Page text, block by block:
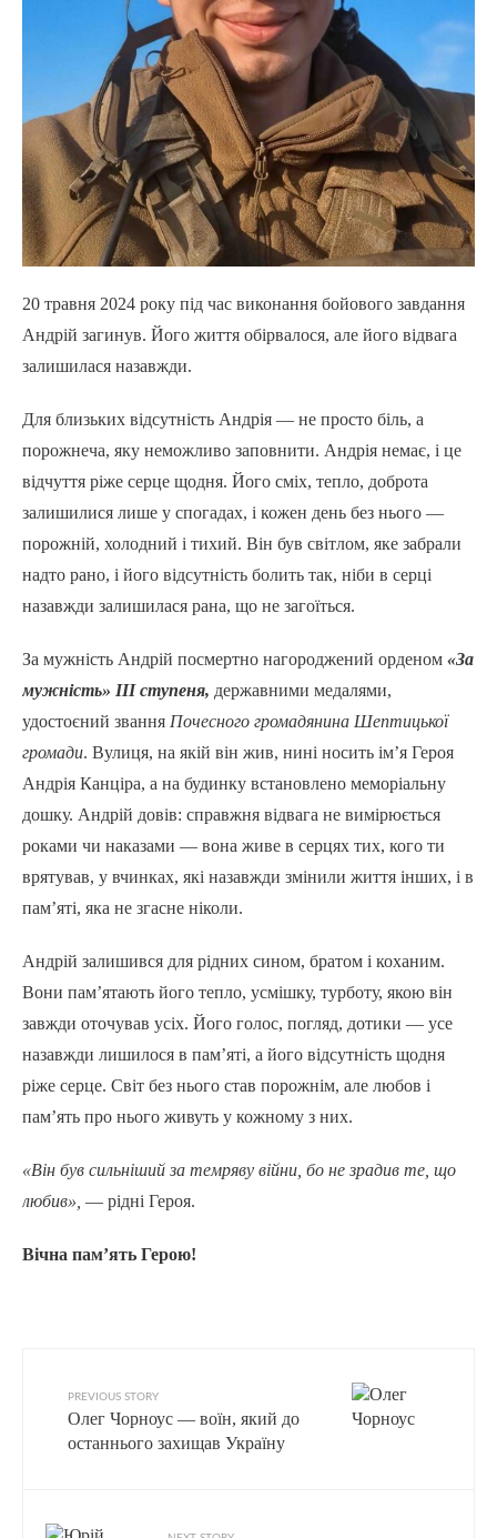
20 травня 2024 року під час виконання бойового завдання
Андрій загинув. Його життя обірвалося, але його відвага
залишилася назавжди.
Для близьких відсутність Андрія — не просто біль, а
порожнеча, яку неможливо заповнити. Андрія немає, і це
відчуття ріже серце щодня. Його сміх, тепло, доброта
залишилися лише у спогадах, і кожен день без нього —
порожній, холодний і тихий. Він був світлом, яке забрали
надто рано, і його відсутність болить так, ніби в серці
назавжди залишилася рана, що не загоїться.
За мужність Андрій посмертно нагороджений орденом «За
мужність» ІІІ ступеня, державними медалями,
удостоєний звання Почесного громадянина Шептицької
громади. Вулиця, на якій він жив, нині носить ім’я Героя
Андрія Канціра, а на будинку встановлено меморіальну
дошку. Андрій довів: справжня відвага не вимірюється
роками чи наказами — вона живе в серцях тих, кого ти
врятував, у вчинках, які назавжди змінили життя інших, і в
пам’яті, яка не згасне ніколи.
Андрій залишився для рідних сином, братом і коханим.
Вони памʼятають його тепло, усмішку, турботу, якою він
завжди оточував усіх. Його голос, погляд, дотики — усе
назавжди лишилося в памʼяті, а його відсутність щодня
ріже серце. Світ без нього став порожнім, але любов і
памʼять про нього живуть у кожному з них.
«Він був сильніший за темряву війни, бо не зрадив те, що
любив», — рідні Героя.
Вічна пам’ять Герою!
PREVIOUS STORY
Олег Чорноус — воїн, який до
останнього захищав Україну